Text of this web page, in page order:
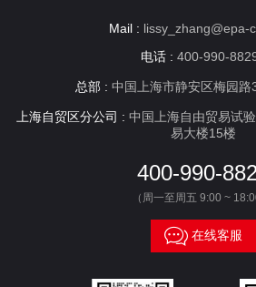
Mail : lissy_zhang@epa-
电话 : 400-990-
总部 : 中国上海市静安区梅园路
上海自贸区分公司 : 中国上海自由贸易试
易大楼15楼
400-990-
（周一至周五 9:00 ~
 在线客服